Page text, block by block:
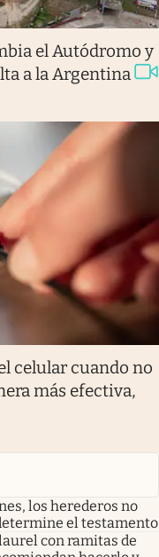
el Autódromo y
a la Argentina
celular cuando no
más efectiva,
los herederos no
el testamento
con ramitas de